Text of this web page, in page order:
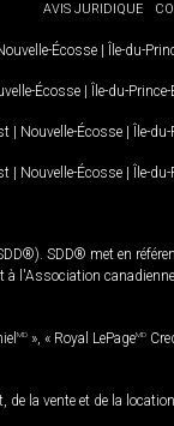
AVIS JURIDIQUE
Écosse | Île-du-
Écosse | Île-du-
| Nouvelle-Écosse | Île-
| Nouvelle-Écosse | Île-
SDD® met en
l'Association
MD », « Royal LePageMD
la vente et de la